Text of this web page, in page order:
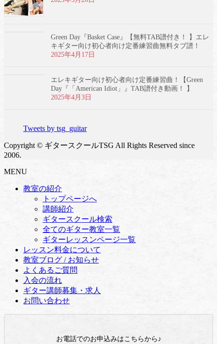
Green Day『Basket Case』【無料TAB譜付き！ 】エレ
キギター向け初心者向け定番練習曲無料タブ譜！
2025年4月17日
エレキギター向け初心者向け定番練習曲！【Green
Day『「American Idiot」』TAB譜付き動画！ 】
2025年4月3日
Tweets by tsg_guitar
Copyright © ギタースクールTSG All Rights Reserved since
2006.
MENU
教室の紹介
トップページへ
講師紹介
ギタースクール検索
全てのギター教室一覧
ギターレッスンページ一覧
レッスン料金について
教室ブログ / お知らせ
よくあるご質問
入会の流れ
ギター講師募集・求人
お問い合わせ
お電話でのお申込みはこちらから♪